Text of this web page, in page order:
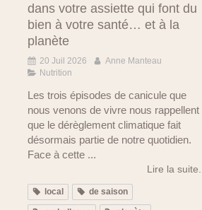
dans votre assiette qui font du
bien à votre santé… et à la
planète
20 Juil 2026
Anne Manteau
Nutrition
Les trois épisodes de canicule que
nous venons de vivre nous rappellent
que le dérèglement climatique fait
désormais partie de notre quotidien.
Face à cette ...
Lire la suite...
local de saison